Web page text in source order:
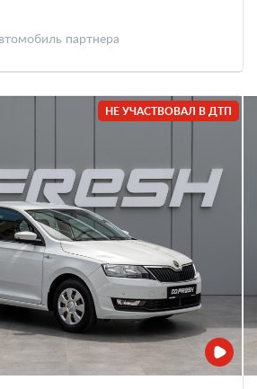
партнера
НЕ УЧАСТВОВАЛ В ДТП